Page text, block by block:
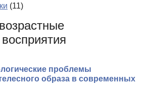
(11)
проблемы
образа в современных